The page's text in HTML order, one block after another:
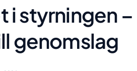
i styrningen –
genomslag